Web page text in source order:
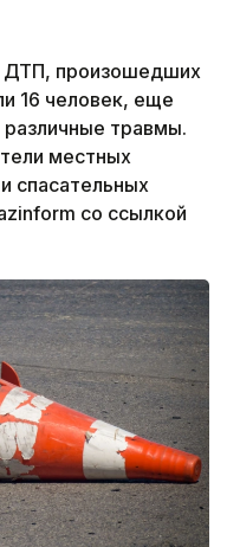
ДТП, произошедших
16 человек, еще
различные травмы.
местных
спасательных
со ссылкой